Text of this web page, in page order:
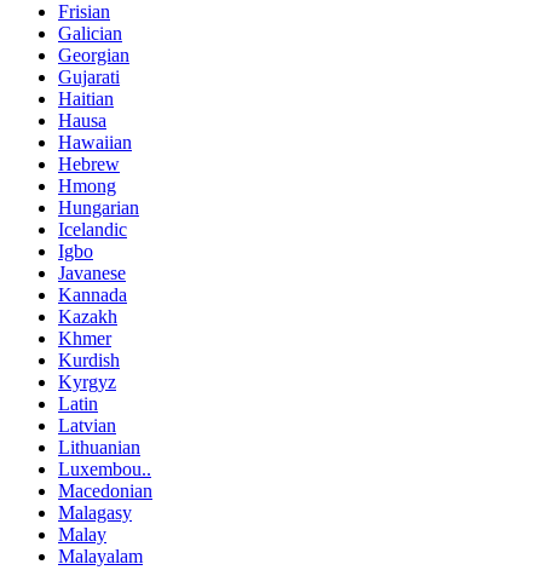
Frisian
Galician
Georgian
Gujarati
Haitian
Hausa
Hawaiian
Hebrew
Hmong
Hungarian
Icelandic
Igbo
Javanese
Kannada
Kazakh
Khmer
Kurdish
Kyrgyz
Latin
Latvian
Lithuanian
Luxembou..
Macedonian
Malagasy
Malay
Malayalam